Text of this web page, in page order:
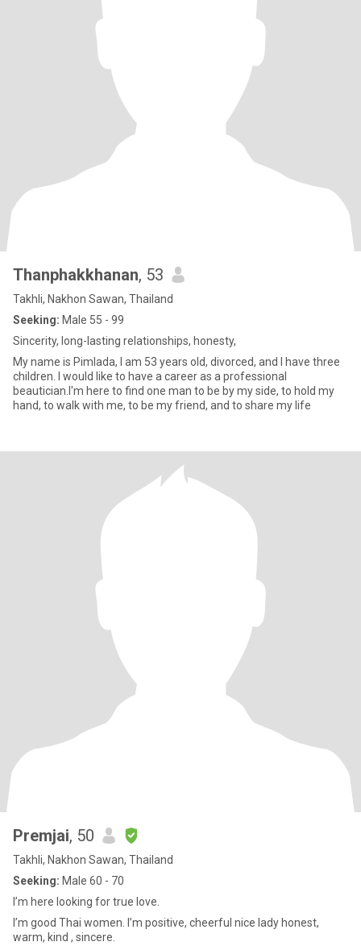
Thanphakkhanan, 53
Takhli, Nakhon Sawan, Thailand
Seeking: Male 55 - 99
Sincerity, long-lasting relationships, honesty,
My name is Pimlada, I am 53 years old, divorced, and I have three
children. I would like to have a career as a professional
beautician.I'm here to find one man to be by my side, to hold my
hand, to walk with me, to be my friend, and to share my life
Premjai, 50
Takhli, Nakhon Sawan, Thailand
Seeking: Male 60 - 70
I’m here looking for true love.
I’m good Thai women. I’m positive, cheerful nice lady honest,
warm, kind , sincere.